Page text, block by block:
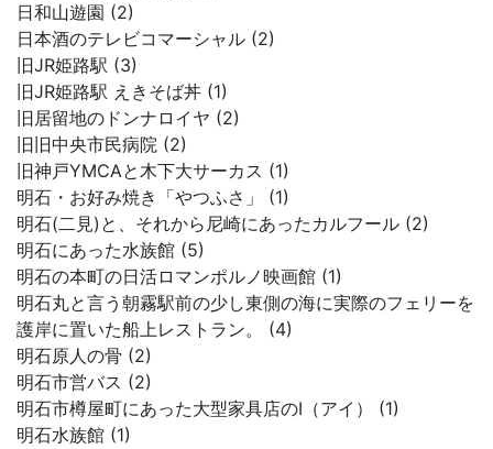
日和山遊園 (2)
日本酒のテレビコマーシャル (2)
旧JR姫路駅 (3)
旧JR姫路駅 えきそば丼 (1)
旧居留地のドンナロイヤ (2)
旧旧中央市民病院 (2)
旧神戸YMCAと木下大サーカス (1)
明石・お好み焼き「やつふさ」 (1)
明石(二見)と、それから尼崎にあったカルフール (2)
明石にあった水族館 (5)
明石の本町の日活ロマンポルノ映画館 (1)
明石丸と言う朝霧駅前の少し東側の海に実際のフェリーを
護岸に置いた船上レストラン。 (4)
明石原人の骨 (2)
明石市営バス (2)
明石市樽屋町にあった大型家具店のI（アイ） (1)
明石水族館 (1)